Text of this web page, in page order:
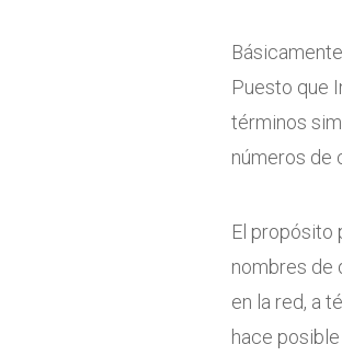
Puesto que
términos
números de
El propósito
nombres de
en la red, a
hace